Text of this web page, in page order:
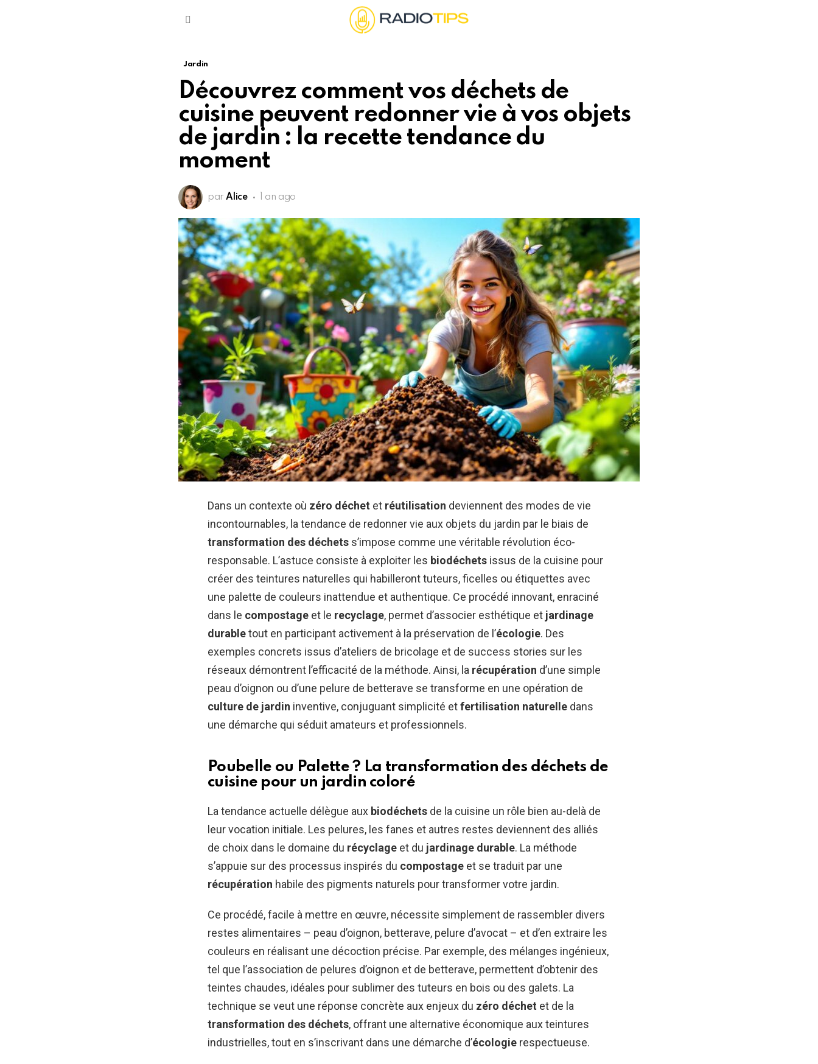
Jardin
Découvrez comment vos déchets de
cuisine peuvent redonner vie à vos objets
de jardin : la recette tendance du
moment
par Alice 1 an ago
Dans un contexte où zéro déchet et réutilisation deviennent des modes de vie
incontournables, la tendance de redonner vie aux objets du jardin par le biais de
transformation des déchets s’impose comme une véritable révolution éco-
responsable. L’astuce consiste à exploiter les biodéchets issus de la cuisine pour
créer des teintures naturelles qui habilleront tuteurs, ficelles ou étiquettes avec
une palette de couleurs inattendue et authentique. Ce procédé innovant, enraciné
dans le compostage et le recyclage, permet d’associer esthétique et jardinage
durabletout en participant activement à la préservation de l’écologie. Des
exemples concrets issus d’ateliers de bricolage et de success stories sur les
réseaux démontrent l’efficacité de la méthode. Ainsi, la récupération d’une simple
peau d’oignon ou d’une pelure de betterave se transforme en une opération de
culture de jardin inventive, conjuguant simplicité etfertilisation naturelle dans
une démarche qui séduit amateurs et professionnels.
Poubelle ou Palette ? La transformation des déchets de
cuisine pour un jardin coloré
La tendance actuelle délègue aux biodéchets de la cuisine un rôle bien au-delà de
leur vocation initiale. Les pelures, les fanes et autres restes deviennent des alliés
de choix dans le domaine du récyclage et du jardinage durable. La méthode
s’appuie sur des processus inspirés du compostage et se traduit par une
récupération habile des pigments naturels pour transformer votre jardin.
Ce procédé, facile à mettre en œuvre, nécessite simplement de rassembler divers
restes alimentaires – peau d’oignon, betterave, pelure d’avocat – et d’en extraire les
couleurs en réalisant une décoction précise. Par exemple, des mélanges ingénieux,
tel que l’association de pelures d’oignon et de betterave, permettent d’obtenir des
teintes chaudes, idéales pour sublimer des tuteurs en bois ou des galets. La
technique se veut une réponse concrète aux enjeux du zéro déchet et de la
transformation des déchets, offrant une alternative économique aux teintures
industrielles, tout en s’inscrivant dans une démarche d’écologie respectueuse.